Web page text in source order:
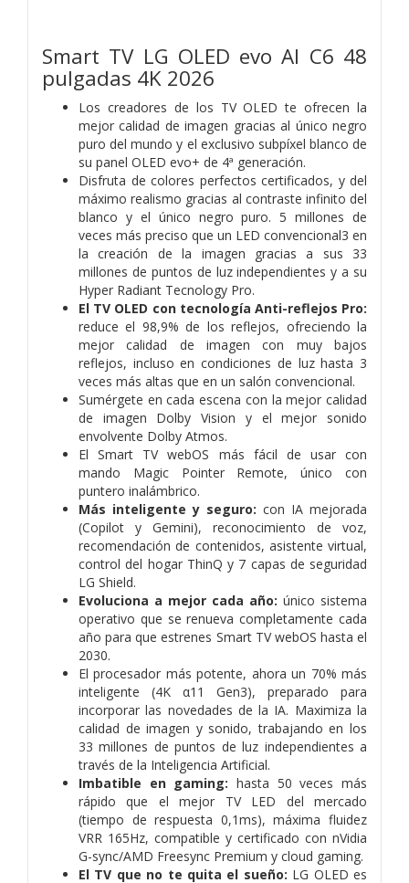
Smart TV LG OLED evo AI C6 48
pulgadas 4K 2026
Los creadores de los TV OLED te ofrecen la
mejor calidad de imagen gracias al único negro
puro del mundo y el exclusivo subpíxel blanco de
su panel OLED evo+ de 4ª generación.
Disfruta de colores perfectos certificados, y del
máximo realismo gracias al contraste infinito del
blanco y el único negro puro. 5 millones de
veces más preciso que un LED convencional3 en
la creación de la imagen gracias a sus 33
millones de puntos de luz independientes y a su
Hyper Radiant Tecnology Pro.
El TV OLED con tecnología Anti-reflejos Pro:
reduce el 98,9% de los reflejos, ofreciendo la
mejor calidad de imagen con muy bajos
reflejos, incluso en condiciones de luz hasta 3
veces más altas que en un salón convencional.
Sumérgete en cada escena con la mejor calidad
de imagen Dolby Vision y el mejor sonido
envolvente Dolby Atmos.
El Smart TV webOS más fácil de usar con
mando Magic Pointer Remote, único con
puntero inalámbrico.
Más inteligente y seguro: con IA mejorada
(Copilot y Gemini), reconocimiento de voz,
recomendación de contenidos, asistente virtual,
control del hogar ThinQ y 7 capas de seguridad
LG Shield.
Evoluciona a mejor cada año: único sistema
operativo que se renueva completamente cada
año para que estrenes Smart TV webOS hasta el
2030.
El procesador más potente, ahora un 70% más
inteligente (4K α11 Gen3), preparado para
incorporar las novedades de la IA. Maximiza la
calidad de imagen y sonido, trabajando en los
33 millones de puntos de luz independientes a
través de la Inteligencia Artificial.
Imbatible en gaming: hasta 50 veces más
rápido que el mejor TV LED del mercado
(tiempo de respuesta 0,1ms), máxima fluidez
VRR 165Hz, compatible y certificado con nVidia
G-sync/AMD Freesync Premium y cloud gaming.
El TV que no te quita el sueño: LG OLED es